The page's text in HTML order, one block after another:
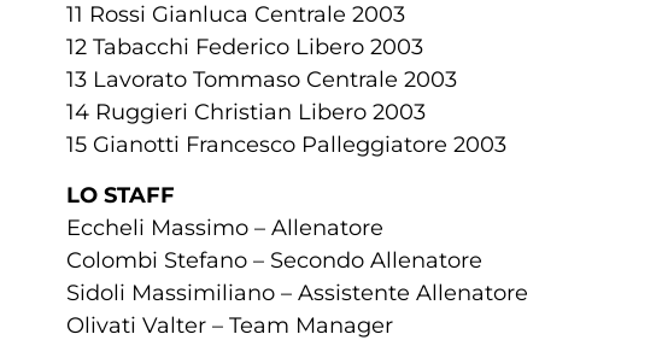
11 Rossi Gianluca Centrale 2003
12 Tabacchi Federico Libero 2003
13 Lavorato Tommaso Centrale 2003
14 Ruggieri Christian Libero 2003
15 Gianotti Francesco Palleggiatore 2003
LO STAFF
Eccheli Massimo – Allenatore
Colombi Stefano – Secondo Allenatore
Sidoli Massimiliano – Assistente Allenatore
Olivati Valter – Team Manager